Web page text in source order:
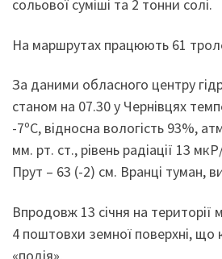
сольової суміші та 2 тонни солі.
На маршрутах працюють 61
За даними обласного центру
станом на 07.30 у Чернівцях
-7ºС, відносна вологість 93%,
мм. рт. ст., рівень радіації 13
Прут – 63 (-2) см. Вранці туман,
Впродовж 13 січня на території
4 поштовхи земної поверхні, що
«подія».